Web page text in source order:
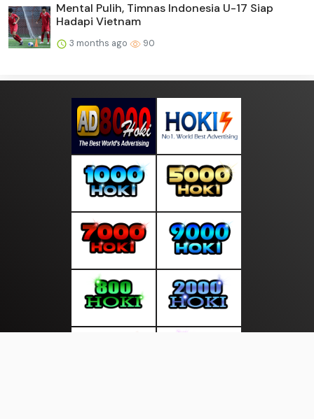
Mental Pulih, Timnas Indonesia U-17 Siap
Hadapi Vietnam
3 months ago 90